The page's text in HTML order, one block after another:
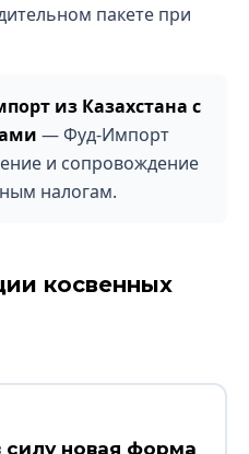
пакете при
из Казахстана с
— Фуд-Импорт
и сопровождение
налогам.
косвенных
силу новая форма